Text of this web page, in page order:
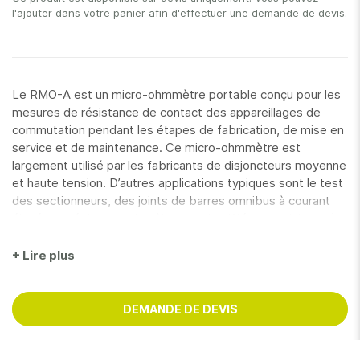
l'ajouter dans votre panier afin d'effectuer une demande de devis.
Le RMO-A est un micro-ohmmètre portable conçu pour les
mesures de résistance de contact des appareillages de
commutation pendant les étapes de fabrication, de mise en
service et de maintenance. Ce micro-ohmmètre est
largement utilisé par les fabricants de disjoncteurs moyenne
et haute tension. D’autres applications typiques sont le test
des sectionneurs, des joints de barres omnibus à courant
les environnements d’usine, mais également dans les
La série RMO-A contient 6 modèles, évalués de 100 A
(RMO100A) à 600 A (RMO600A). Le RMO500A
+ Lire plus
DEMANDE DE DEVIS